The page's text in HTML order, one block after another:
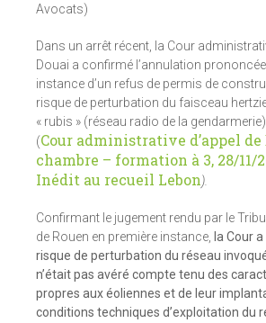
Avocats)
Dans un arrêt récent, la Cour
Douai a confirmé l’annulation
instance d’un refus de permis de
risque de perturbation du faisceau
« rubis » (réseau radio de la
(Cour administrative d’appel de
chambre – formation à 3, 28/11/
Inédit au recueil Lebon).
Confirmant le jugement rendu par le
de Rouen en première instance, la Cour
risque de perturbation du réseau
n’était pas avéré compte tenu des
propres aux éoliennes et de leur
conditions techniques d’exploitation du